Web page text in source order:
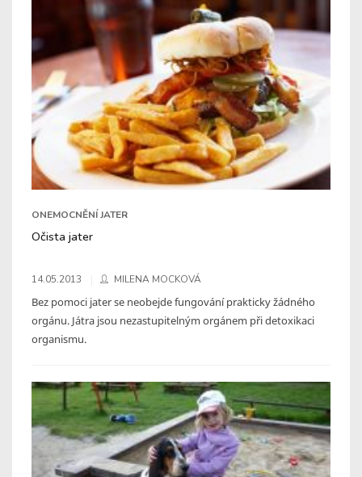
ONEMOCNĚNÍ JATER
Očista jater
14.05.2013 MILENA MOCKOVÁ
Bez pomoci jater se neobejde fungování prakticky žádného
orgánu. Játra jsou nezastupitelným orgánem při detoxikaci
organismu.